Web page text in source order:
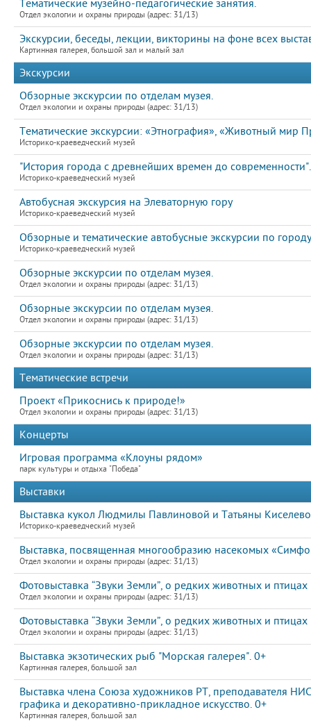
Тематические музейно-педагогические занятия.
Отдел экологии и охраны природы (адрес: 31/13)
Экскурсии, беседы, лекции, викторины на фоне всех
Картинная галерея, большой зал и малый зал
Экскурсии
Обзорные экскурсии по отделам музея.
Отдел экологии и охраны природы (адрес: 31/13)
Тематические экскурсии: «Этнография», «Животный мир
Историко-краеведческий музей
"История города с древнейших времен до современности".
Историко-краеведческий музей
Автобусная экскурсия на Элеваторную гору
Историко-краеведческий музей
Обзорные и тематические автобусные экскурсии по городу
Историко-краеведческий музей
Обзорные экскурсии по отделам музея.
Отдел экологии и охраны природы (адрес: 31/13)
Обзорные экскурсии по отделам музея.
Отдел экологии и охраны природы (адрес: 31/13)
Обзорные экскурсии по отделам музея.
Отдел экологии и охраны природы (адрес: 31/13)
Тематические встречи
Проект «Прикоснись к природе!»
Отдел экологии и охраны природы (адрес: 31/13)
Концерты
Игровая программа «Клоуны рядом»
парк культуры и отдыха "Победа"
Выставки
Выставка кукол Людмилы Павлиновой и Татьяны
Историко-краеведческий музей
Выставка, посвященная многообразию насекомых
Отдел экологии и охраны природы (адрес: 31/13)
Фотовыставка “Звуки Земли”, о редких животных и
Отдел экологии и охраны природы (адрес: 31/13)
Фотовыставка “Звуки Земли”, о редких животных и
Отдел экологии и охраны природы (адрес: 31/13)
Выставка экзотических рыб "Морская галерея". 0+
Картинная галерея, большой зал
Выставка члена Союза художников РТ, преподавателя
графика и декоративно-прикладное искусство. 0+
Картинная галерея, большой зал